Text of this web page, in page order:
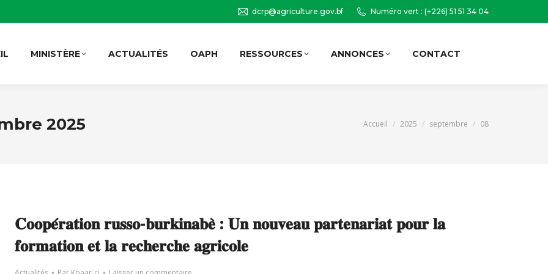
dcrp@agriculture.gov.bf Numéro vert : (+226) 51 51 34 04
MINISTÈRE ACTUALITÉS OAPH RESSOURCES ANNONCES CONTACT
2025 Vous êtes ici :
Accueil 2025 septembre 08
𝐂𝐨𝐨𝐩𝐞́𝐫𝐚𝐭𝐢𝐨𝐧 𝐫𝐮𝐬𝐬𝐨-𝐛𝐮𝐫𝐤𝐢𝐧𝐚𝐛𝐞̀ : 𝐔𝐧 𝐧𝐨𝐮𝐯𝐞𝐚𝐮 𝐩𝐚𝐫𝐭𝐞𝐧𝐚𝐫𝐢𝐚𝐭 𝐩𝐨𝐮𝐫 𝐥𝐚
𝐟𝐨𝐫𝐦𝐚𝐭𝐢𝐨𝐧 𝐞𝐭 𝐥𝐚 𝐫𝐞𝐜𝐡𝐞𝐫𝐜𝐡𝐞 𝐚𝐠𝐫𝐢𝐜𝐨𝐥𝐞